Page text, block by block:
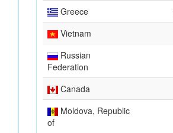
Greece
Vietnam
Russian
Federation
Canada
Moldova, Republic
of